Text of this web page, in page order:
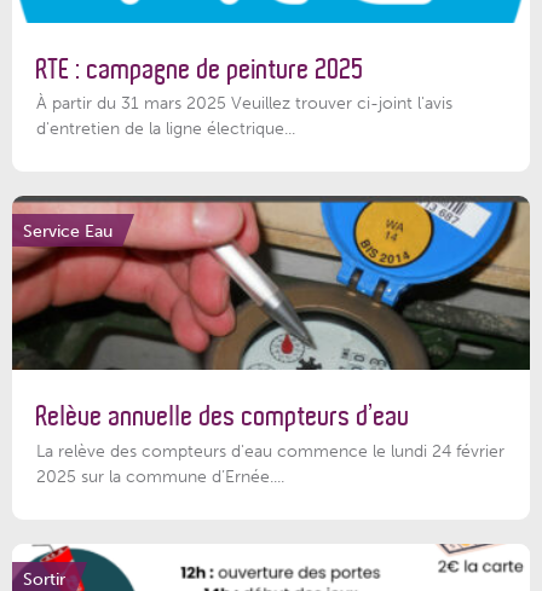
RTE : campagne de peinture 2025
À partir du 31 mars 2025 Veuillez trouver ci-joint l'avis
d'entretien de la ligne électrique...
Service Eau
Relève annuelle des compteurs d’eau
La relève des compteurs d'eau commence le lundi 24 février
2025 sur la commune d’Ernée....
Sortir